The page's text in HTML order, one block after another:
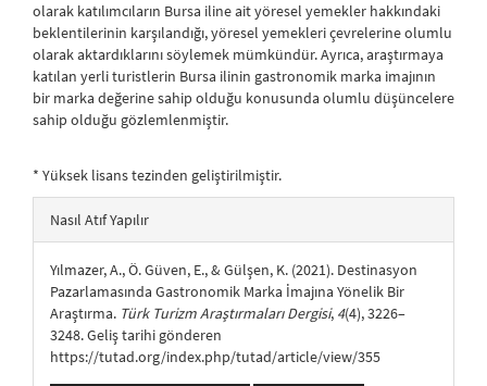
olarak katılımcıların Bursa iline ait yöresel yemekler hakkındaki
beklentilerinin karşılandığı, yöresel yemekleri çevrelerine olumlu
olarak aktardıklarını söylemek mümkündür. Ayrıca, araştırmaya
katılan yerli turistlerin Bursa ilinin gastronomik marka imajının
bir marka değerine sahip olduğu konusunda olumlu düşüncelere
sahip olduğu gözlemlenmiştir.
* Yüksek lisans tezinden geliştirilmiştir.
##plugins.themes.bootstrap3.article.details##
Nasıl Atıf Yapılır
Yılmazer, A., Ö. Güven, E., & Gülşen, K. (2021). Destinasyon
Pazarlamasında Gastronomik Marka İmajına Yönelik Bir
Araştırma. Türk Turizm Araştırmaları Dergisi, 4(4), 3226–
3248. Geliş tarihi gönderen
https://tutad.org/index.php/tutad/article/view/355